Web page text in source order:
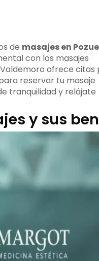
de masajes en
con los masajes
ofrece citas
reservar tu masaje
tranquilidad y relájate
y sus